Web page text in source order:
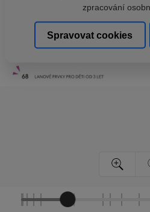
zpracování
Spravovat cookies